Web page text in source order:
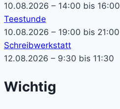
10.08.2026 – 14:00 bis 16:00
Teestunde
10.08.2026 – 19:00 bis 21:00
Schreibwerkstatt
12.08.2026 – 9:30 bis 11:30
Wichtig